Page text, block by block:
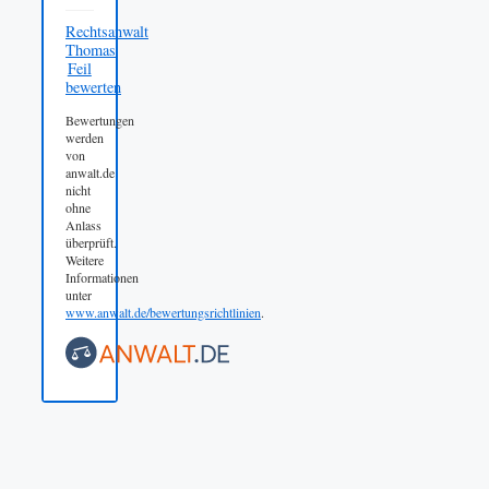
Rechtsanwalt
Thomas
Feil
bewerten
Bewertungen
werden
von
anwalt.de
nicht
ohne
Anlass
überprüft.
Weitere
Informationen
unter
www.anwalt.de/bewertungsrichtlinien.